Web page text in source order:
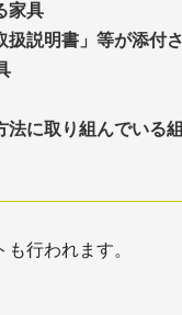
家具
説明書」等が添付
に取り組んでいる
行われます。